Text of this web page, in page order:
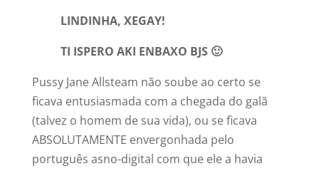
LINDINHA, XEGAY!
TI ISPERO AKI ENBAXO BJS 🙂
Pussy Jane Allsteam não soube ao certo se
ficava entusiasmada com a chegada do galã
(talvez o homem de sua vida), ou se ficava
ABSOLUTAMENTE envergonhada pelo
português asno-digital com que ele a havia